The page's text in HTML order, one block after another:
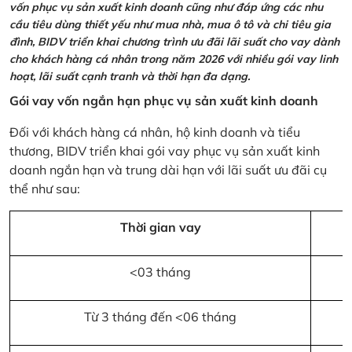
vốn phục vụ sản xuất kinh doanh cũng như đáp ứng các nhu
cầu tiêu dùng thiết yếu như mua nhà, mua ô tô và chi tiêu gia
đình, BIDV triển khai chương trình ưu đãi lãi suất cho vay dành
cho khách hàng cá nhân trong năm 2026 với nhiều gói vay linh
hoạt, lãi suất cạnh tranh và thời hạn đa dạng.
Gói vay vốn ngắn hạn phục vụ sản xuất kinh doanh
Đối với khách hàng cá nhân, hộ kinh doanh và tiểu
thương, BIDV triển khai gói vay phục vụ sản xuất kinh
doanh ngắn hạn và trung dài hạn với lãi suất ưu đãi cụ
thể như sau:
Thời gian vay
<03 tháng
Từ 3 tháng đến <06 tháng